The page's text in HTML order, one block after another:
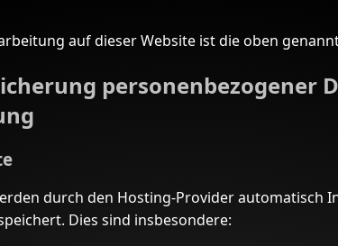
auf dieser Website ist die oben
personenbezogener
durch den Hosting-Provider automatisch
Dies sind insbesondere: